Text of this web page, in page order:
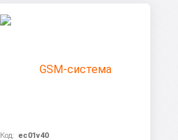
Код: ec01v40